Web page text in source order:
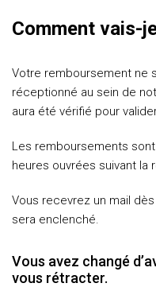
Comment vais-
Votre remboursement ne
réceptionné au sein de
aura été vérifié pour
Les remboursements
heures ouvrées suivant
Vous recevrez un mail
sera enclenché.
Vous avez changé
vous rétracter.